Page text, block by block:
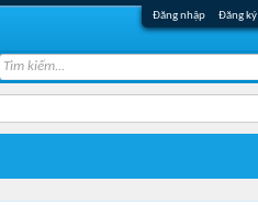
Đăng nhập Đăng ký